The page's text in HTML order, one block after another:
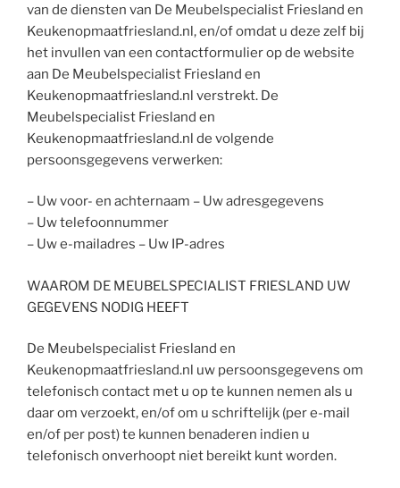
van de diensten van De Meubelspecialist Friesland en
Keukenopmaatfriesland.nl, en/of omdat u deze zelf bij
het invullen van een contactformulier op de website
aan De Meubelspecialist Friesland en
Keukenopmaatfriesland.nl verstrekt. De
Meubelspecialist Friesland en
Keukenopmaatfriesland.nl de volgende
persoonsgegevens verwerken:
– Uw voor- en achternaam – Uw adresgegevens
– Uw telefoonnummer
– Uw e-mailadres – Uw IP-adres
WAAROM DE MEUBELSPECIALIST FRIESLAND UW
GEGEVENS NODIG HEEFT
De Meubelspecialist Friesland en
Keukenopmaatfriesland.nl uw persoonsgegevens om
telefonisch contact met u op te kunnen nemen als u
daar om verzoekt, en/of om u schriftelijk (per e-mail
en/of per post) te kunnen benaderen indien u
telefonisch onverhoopt niet bereikt kunt worden.